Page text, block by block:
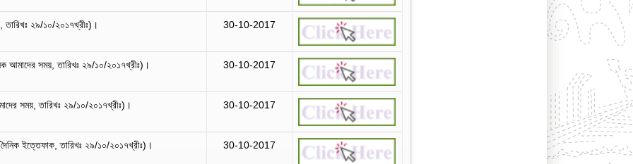
তারিখঃ ২৯/১০/২০১৭খ্রীঃ)। 30-10-2017
আমাদের সময়, তারিখঃ ২৯/১০/২০১৭খ্রীঃ)। 30-10-2017
সময়, তারিখঃ ২৯/১০/২০১৭খ্রীঃ)। 30-10-2017
ইত্তেফাক, তারিখঃ ২৯/১০/২০১৭খ্রীঃ)। 30-10-2017